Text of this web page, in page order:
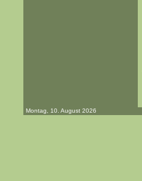
Montag, 10. August 2026